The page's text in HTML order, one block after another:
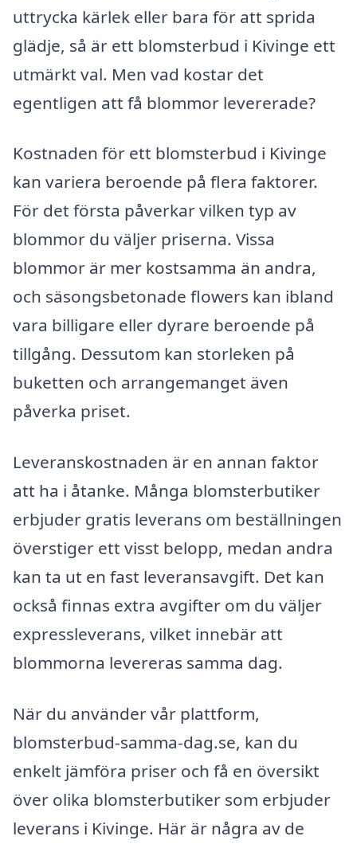
uttrycka kärlek eller bara för att sprida
glädje, så är ett blomsterbud i Kivinge ett
utmärkt val. Men vad kostar det
egentligen att få blommor levererade?
Kostnaden för ett blomsterbud i Kivinge
kan variera beroende på flera faktorer.
För det första påverkar vilken typ av
blommor du väljer priserna. Vissa
blommor är mer kostsamma än andra,
och säsongsbetonade flowers kan ibland
vara billigare eller dyrare beroende på
tillgång. Dessutom kan storleken på
buketten och arrangemanget även
påverka priset.
Leveranskostnaden är en annan faktor
att ha i åtanke. Många blomsterbutiker
erbjuder gratis leverans om beställningen
överstiger ett visst belopp, medan andra
kan ta ut en fast leveransavgift. Det kan
också finnas extra avgifter om du väljer
expressleverans, vilket innebär att
blommorna levereras samma dag.
När du använder vår plattform,
blomsterbud-samma-dag.se, kan du
enkelt jämföra priser och få en översikt
över olika blomsterbutiker som erbjuder
leverans i Kivinge. Här är några av de